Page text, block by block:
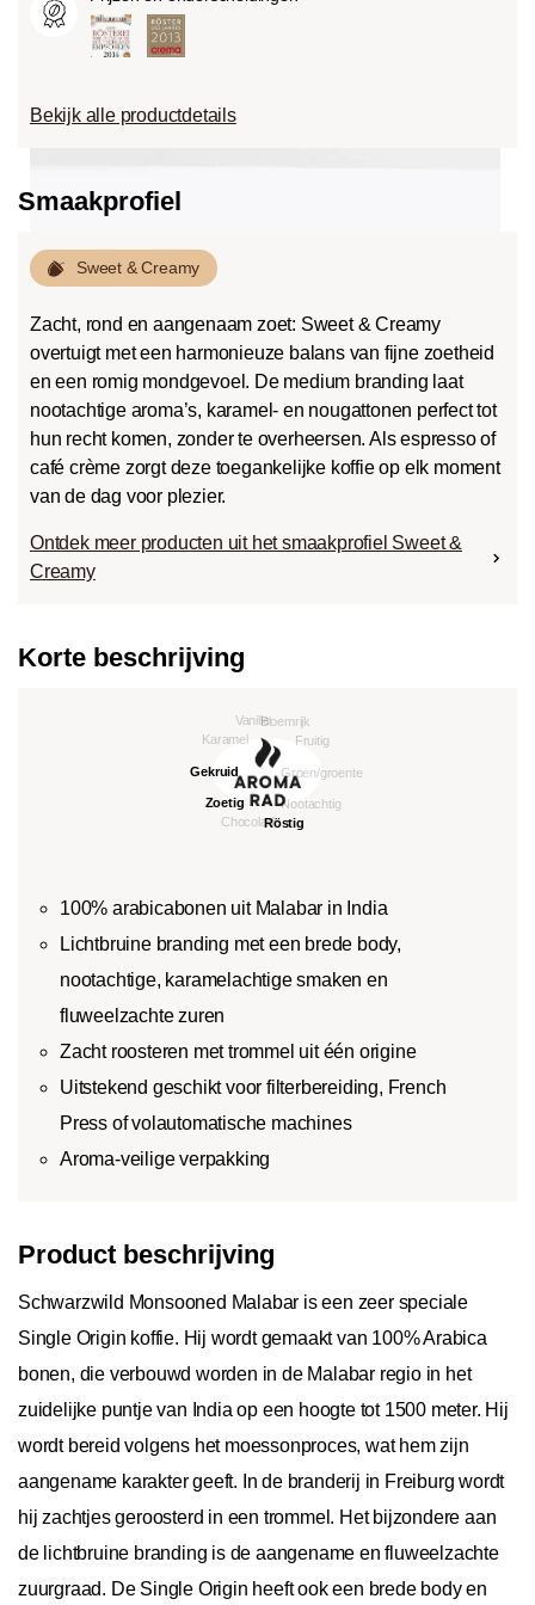
Bekijk alle productdetails
Smaakprofiel
Sweet & Creamy
Zacht, rond en aangenaam zoet: Sweet & Creamy
overtuigt met een harmonieuze balans van fijne zoetheid
en een romig mondgevoel. De medium branding laat
nootachtige aroma’s, karamel- en nougattonen perfect tot
hun recht komen, zonder te overheersen. Als espresso of
café crème zorgt deze toegankelijke koffie op elk moment
van de dag voor plezier.
Ontdek meer producten uit het smaakprofiel Sweet &
Creamy
Korte beschrijving
100% arabicabonen uit Malabar in India
Lichtbruine branding met een brede body,
nootachtige, karamelachtige smaken en
fluweelzachte zuren
Zacht roosteren met trommel uit één origine
Uitstekend geschikt voor filterbereiding, French
Press of volautomatische machines
Aroma-veilige verpakking
Product beschrijving
Schwarzwild Monsooned Malabar is een zeer speciale
Single Origin koffie. Hij wordt gemaakt van 100% Arabica
bonen, die verbouwd worden in de Malabar regio in het
zuidelijke puntje van India op een hoogte tot 1500 meter. Hij
wordt bereid volgens het moessonproces, wat hem zijn
aangename karakter geeft. In de branderij in Freiburg wordt
hij zachtjes geroosterd in een trommel. Het bijzondere aan
de lichtbruine branding is de aangename en fluweelzachte
zuurgraad. De Single Origin heeft ook een brede body en